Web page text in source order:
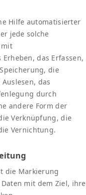
Hilfe automatisierter
jede solche
mit
das Erfassen,
die
das
durch
andere Form der
Verknüpfung, die
Vernichtung.
die Markierung
mit dem Ziel, ihre